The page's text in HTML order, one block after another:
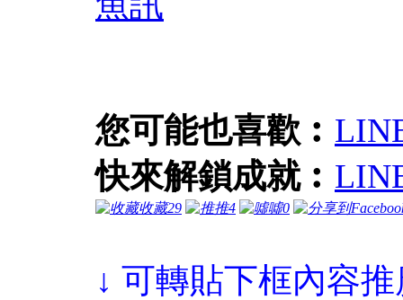
您可能也喜歡︰
快來解鎖成就︰
收藏29 推4 噓0
↓ 可轉貼下框內容